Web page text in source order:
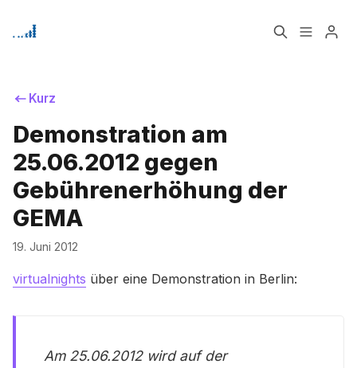
Home
Kurz
Demonstration am
25.06.2012 gegen
Gebührenerhöhung der
GEMA
19. Juni 2012
virtualnights über eine Demonstration in Berlin:
Am 25.06.2012 wird auf der